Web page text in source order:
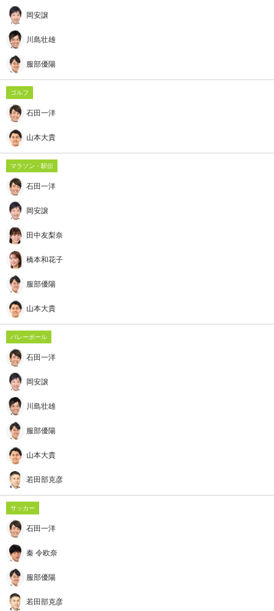
岡安譲
川島壮雄
服部優陽
ゴルフ
石田一洋
山本大貴
マラソン・駅伝
石田一洋
岡安譲
田中友梨奈
橋本和花子
服部優陽
山本大貴
バレーボール
石田一洋
岡安譲
川島壮雄
服部優陽
山本大貴
若田部克彦
サッカー
石田一洋
秦 令欧奈
服部優陽
若田部克彦